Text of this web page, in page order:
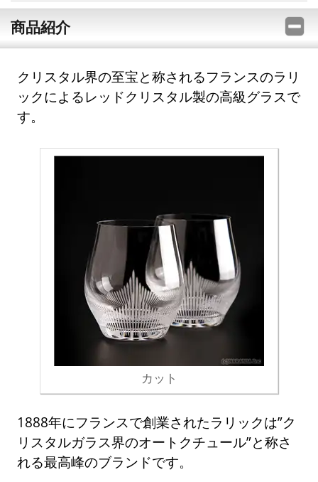
商品紹介
クリスタル界の至宝と称されるフランスのラリ
ックによるレッドクリスタル製の高級グラスで
す。
カット
1888年にフランスで創業されたラリックは”ク
リスタルガラス界のオートクチュール”と称さ
れる最高峰のブランドです。